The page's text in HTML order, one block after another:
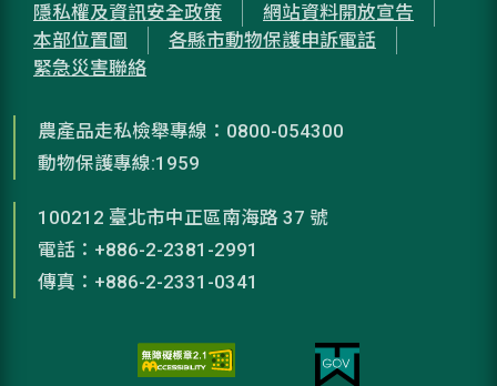
隱私權及資訊安全政策
網站資料開放宣告
本部位置圖
各縣市動物保護申訴電話
緊急災害聯絡
農產品走私檢舉專線：0800-054300
動物保護專線:1959
100212 臺北市中正區南海路 37 號
電話：+886-2-2381-2991
傳真：+886-2-2331-0341